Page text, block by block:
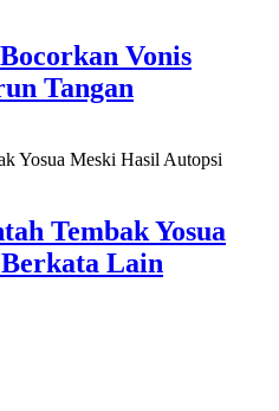
Vonis
Tangan
Tembak Yosua
Lain